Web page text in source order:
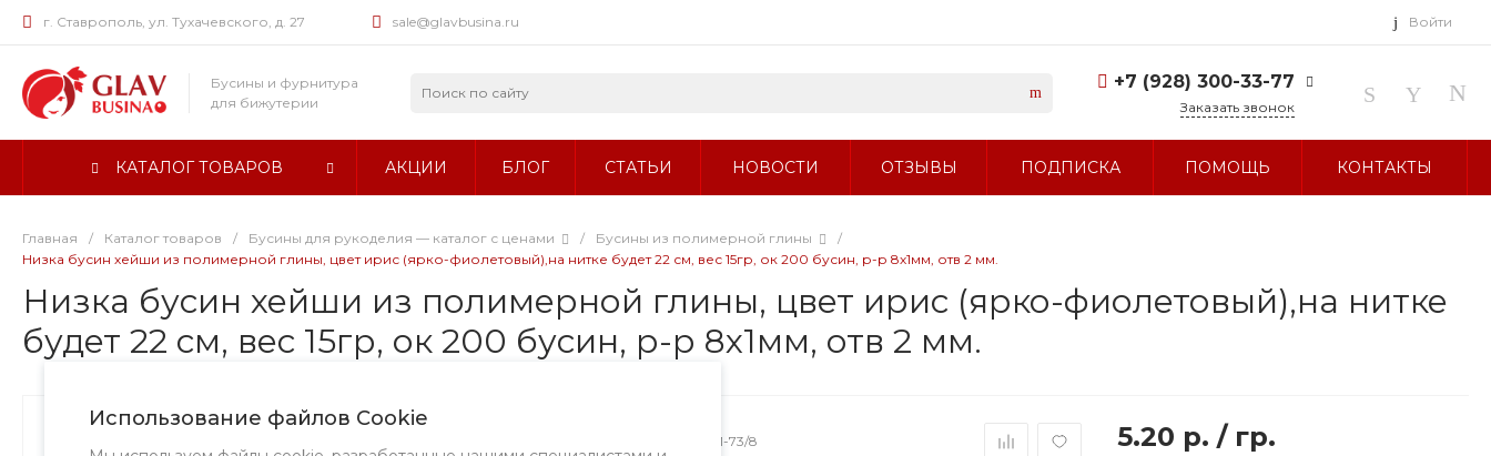
г. Ставрополь, ул. Тухачевского, д. 27 sale@glavbusina.ru Войти
Бусины и фурнитура
для бижутерии
+7 (928) 300-33-77
г. Ставрополь, ул.
Заказать звонок
КАТАЛОГ ТОВАРОВ АКЦИИ БЛОГ СТАТЬИ НОВОСТИ ОТЗЫВЫ ПОДПИСКА ПОМОЩЬ КОНТАКТЫ
Главная / Каталог товаров / Бусины для рукоделия — каталог с ценами / Бусины из полимерной глины
/
Низка бусин хейши из полимерной глины, цвет ирис (ярко-фиолетовый),на нитке будет 22 см, вес 15гр, ок 200 бусин, р-р 8х1мм, отв 2 мм.
Низка бусин хейши из полимерной глины, цвет ирис (ярко-фиолетовый),на нитке
будет 22 см, вес 15гр, ок 200 бусин, р-р 8х1мм, отв 2 мм.
Использование файлов Cookie
Бусины
1801-73/8 5.20 р./ гр.